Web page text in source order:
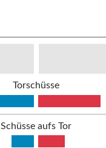
Torschüsse
Schüsse aufs Tor